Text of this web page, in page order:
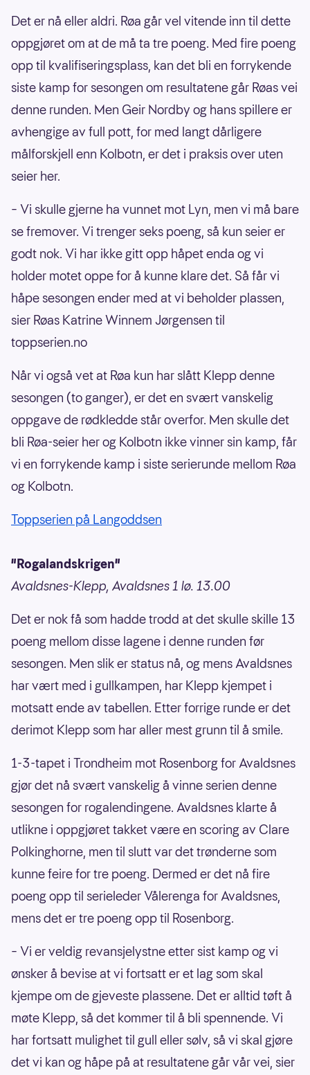
Det er nå eller aldri. Røa går vel vitende inn til dette
oppgjøret om at de må ta tre poeng. Med fire poeng
opp til kvalifiseringsplass, kan det bli en forrykende
siste kamp for sesongen om resultatene går Røas vei
denne runden. Men Geir Nordby og hans spillere er
avhengige av full pott, for med langt dårligere
målforskjell enn Kolbotn, er det i praksis over uten
seier her.
– Vi skulle gjerne ha vunnet mot Lyn, men vi må bare
se fremover. Vi trenger seks poeng, så kun seier er
godt nok. Vi har ikke gitt opp håpet enda og vi
holder motet oppe for å kunne klare det. Så får vi
håpe sesongen ender med at vi beholder plassen,
sier Røas Katrine Winnem Jørgensen til
toppserien.no
Når vi også vet at Røa kun har slått Klepp denne
sesongen (to ganger), er det en svært vanskelig
oppgave de rødkledde står overfor. Men skulle det
bli Røa-seier her og Kolbotn ikke vinner sin kamp, får
vi en forrykende kamp i siste serierunde mellom Røa
og Kolbotn.
Toppserien på Langoddsen
"Rogalandskrigen"
Avaldsnes-Klepp, Avaldsnes 1 lø. 13.00
Det er nok få som hadde trodd at det skulle skille 13
poeng mellom disse lagene i denne runden før
sesongen. Men slik er status nå, og mens Avaldsnes
har vært med i gullkampen, har Klepp kjempet i
motsatt ende av tabellen. Etter forrige runde er det
derimot Klepp som har aller mest grunn til å smile.
1-3-tapet i Trondheim mot Rosenborg for Avaldsnes
gjør det nå svært vanskelig å vinne serien denne
sesongen for rogalendingene. Avaldsnes klarte å
utlikne i oppgjøret takket være en scoring av Clare
Polkinghorne, men til slutt var det trønderne som
kunne feire for tre poeng. Dermed er det nå fire
poeng opp til serieleder Vålerenga for Avaldsnes,
mens det er tre poeng opp til Rosenborg.
– Vi er veldig revansjelystne etter sist kamp og vi
ønsker å bevise at vi fortsatt er et lag som skal
kjempe om de gjeveste plassene. Det er alltid tøft å
møte Klepp, så det kommer til å bli spennende. Vi
har fortsatt mulighet til gull eller sølv, så vi skal gjøre
det vi kan og håpe på at resultatene går vår vei, sier